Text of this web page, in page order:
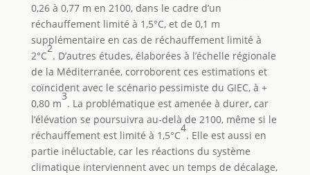
0,26 à 0,77 m en 2100, dans le cadre d’un
réchauffement limité à 1,5°C, et de 0,1 m
supplémentaire en cas de réchauffement limité à
2°C
2
. D’autres études, élaborées à l’échelle régionale
de la Méditerranée, corroborent ces estimations et
coïncident avec le scénario pessimiste du GIEC, à +
0,80 m
3
. La problématique est amenée à durer, car
l’élévation se poursuivra au-delà de 2100, même si le
réchauffement est limité à 1,5°C
4
. Elle est aussi en
partie inéluctable, car les réactions du système
climatique interviennent avec un temps de décalage,